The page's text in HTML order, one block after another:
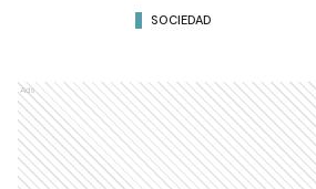
SOCIEDAD
Ads